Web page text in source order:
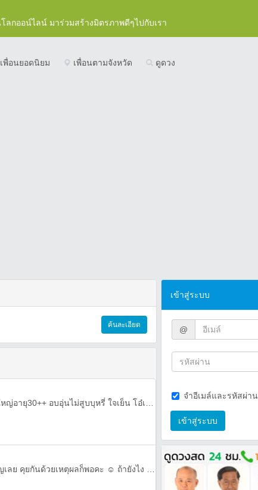
กออน์ไลน์ มาร่วมสร้างมิตรภาพดีๆไปกับเรา
เพื่อนยอดนิยม เพื่อนตามจังหวัด ดูดวง
ค้นละเอียด
เข้าสู่ระบบ
@
จำอีเมล์และรหัสผ่าน
เข้าสู่ระบบ